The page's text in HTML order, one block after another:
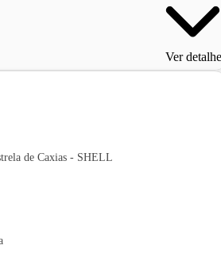
Ver
de Caxias - SHELL